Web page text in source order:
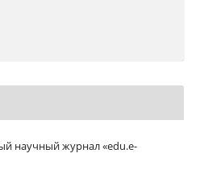
научный журнал «edu.e-